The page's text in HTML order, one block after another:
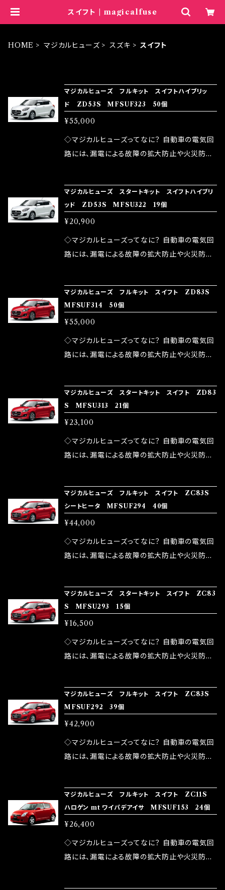
スイフト | magicalfuse
HOME マジカルヒューズ スズキ スイフト
マジカルヒューズ フルキット スイフトハイブリッ
ド ZD53S MFSUF323 50個
¥55,000
◇マジカルヒューズってなに？ 自動車の電気回
路には、漏電による故障の拡大防止や火災防止
路として、各回路への電力供給を行っています。
しかし、ヒューズには拭い去れない欠点があり
ます。 1.溶接回路であるため、配線と比較し抵抗
が大きい。 2.金属部分が露出している為、空気
中に漏電してしまう。 3.金属プレートが接触する
ズが、マジカルヒューズになります。 ◇マジカル
ヒューズの効果 マジカルヒューズは放電防止効
果・接触抵抗低減効果により、このような効果を
発揮します。 ・アクセルレスポンスの向上 ・アイ
ドリング安定化（静粛性UP） ・ターボ車のターボ
など、これらの効果は、タウンユースだけでなく、
モータースポーツシーンでの実証実験の上、 製
品化を果たしております。
マジカルヒューズ スタートキット スイフトハイブリ
ッド ZD53S MFSU322 19個
¥20,900
◇マジカルヒューズってなに？ 自動車の電気回
路には、漏電による故障の拡大防止や火災防止
路として、各回路への電力供給を行っています。
しかし、ヒューズには拭い去れない欠点があり
ます。 1.溶接回路であるため、配線と比較し抵抗
が大きい。 2.金属部分が露出している為、空気
中に漏電してしまう。 3.金属プレートが接触する
ズが、マジカルヒューズになります。 ◇マジカル
ヒューズの効果 マジカルヒューズは放電防止効
果・接触抵抗低減効果により、このような効果を
発揮します。 ・アクセルレスポンスの向上 ・アイ
ドリング安定化（静粛性UP） ・ターボ車のターボ
など、これらの効果は、タウンユースだけでなく、
モータースポーツシーンでの実証実験の上、 製
品化を果たしております。
マジカルヒューズ フルキット スイフト ZD83S
MFSUF314 50個
¥55,000
◇マジカルヒューズってなに？ 自動車の電気回
路には、漏電による故障の拡大防止や火災防止
路として、各回路への電力供給を行っています。
しかし、ヒューズには拭い去れない欠点があり
ます。 1.溶接回路であるため、配線と比較し抵抗
が大きい。 2.金属部分が露出している為、空気
中に漏電してしまう。 3.金属プレートが接触する
ズが、マジカルヒューズになります。 ◇マジカル
ヒューズの効果 マジカルヒューズは放電防止効
果・接触抵抗低減効果により、このような効果を
発揮します。 ・アクセルレスポンスの向上 ・アイ
ドリング安定化（静粛性UP） ・ターボ車のターボ
など、これらの効果は、タウンユースだけでなく、
モータースポーツシーンでの実証実験の上、 製
品化を果たしております。
マジカルヒューズ スタートキット スイフト ZD83
S MFSU313 21個
¥23,100
◇マジカルヒューズってなに？ 自動車の電気回
路には、漏電による故障の拡大防止や火災防止
路として、各回路への電力供給を行っています。
しかし、ヒューズには拭い去れない欠点があり
ます。 1.溶接回路であるため、配線と比較し抵抗
が大きい。 2.金属部分が露出している為、空気
中に漏電してしまう。 3.金属プレートが接触する
ズが、マジカルヒューズになります。 ◇マジカル
ヒューズの効果 マジカルヒューズは放電防止効
果・接触抵抗低減効果により、このような効果を
発揮します。 ・アクセルレスポンスの向上 ・アイ
ドリング安定化（静粛性UP） ・ターボ車のターボ
など、これらの効果は、タウンユースだけでなく、
モータースポーツシーンでの実証実験の上、 製
品化を果たしております。
マジカルヒューズ フルキット スイフト ZC83S
シートヒータ MFSUF294 40個
¥44,000
◇マジカルヒューズってなに？ 自動車の電気回
路には、漏電による故障の拡大防止や火災防止
路として、各回路への電力供給を行っています。
しかし、ヒューズには拭い去れない欠点があり
ます。 1.溶接回路であるため、配線と比較し抵抗
が大きい。 2.金属部分が露出している為、空気
中に漏電してしまう。 3.金属プレートが接触する
ズが、マジカルヒューズになります。 ◇マジカル
ヒューズの効果 マジカルヒューズは放電防止効
果・接触抵抗低減効果により、このような効果を
発揮します。 ・アクセルレスポンスの向上 ・アイ
ドリング安定化（静粛性UP） ・ターボ車のターボ
など、これらの効果は、タウンユースだけでなく、
モータースポーツシーンでの実証実験の上、 製
品化を果たしております。
マジカルヒューズ スタートキット スイフト ZC83
S MFSU293 15個
¥16,500
◇マジカルヒューズってなに？ 自動車の電気回
路には、漏電による故障の拡大防止や火災防止
路として、各回路への電力供給を行っています。
しかし、ヒューズには拭い去れない欠点があり
ます。 1.溶接回路であるため、配線と比較し抵抗
が大きい。 2.金属部分が露出している為、空気
中に漏電してしまう。 3.金属プレートが接触する
ズが、マジカルヒューズになります。 ◇マジカル
ヒューズの効果 マジカルヒューズは放電防止効
果・接触抵抗低減効果により、このような効果を
発揮します。 ・アクセルレスポンスの向上 ・アイ
ドリング安定化（静粛性UP） ・ターボ車のターボ
マジカルヒューズ フルキット スイフト ZC83S
MFSUF292 39個
¥42,900
◇マジカルヒューズってなに？ 自動車の電気回
路には、漏電による故障の拡大防止や火災防止
路として、各回路への電力供給を行っています。
しかし、ヒューズには拭い去れない欠点があり
ます。 1.溶接回路であるため、配線と比較し抵抗
が大きい。 2.金属部分が露出している為、空気
中に漏電してしまう。 3.金属プレートが接触する
マジカルヒューズ フルキット スイフト ZC11S
ハロゲン mt ワイパデアイサ MFSUF153 24個
¥26,400
◇マジカルヒューズってなに？ 自動車の電気回
路には、漏電による故障の拡大防止や火災防止